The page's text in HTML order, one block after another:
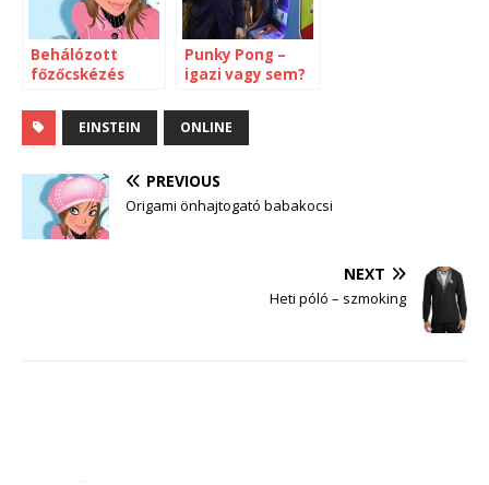
Behálózott
főzőcskézés
Punky Pong –
igazi vagy sem?
EINSTEIN ONLINE
PREVIOUS
Origami önhajtogató babakocsi
NEXT
Heti póló – szmoking